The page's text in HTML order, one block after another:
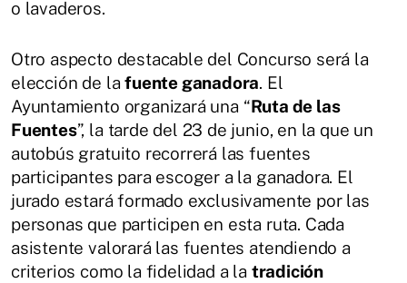
o lavaderos.
Otro aspecto destacable del Concurso será la
elección de lafuente ganadora. El
Ayuntamiento organizará una “Ruta de las
Fuentes”, la tarde del 23 de junio, en la que un
autobús gratuito recorrerá las fuentes
participantes para escoger a la ganadora. El
jurado estará formado exclusivamente por las
personas que participen en esta ruta. Cada
asistente valorará las fuentes atendiendo a
criterios como la fidelidad a la tradición